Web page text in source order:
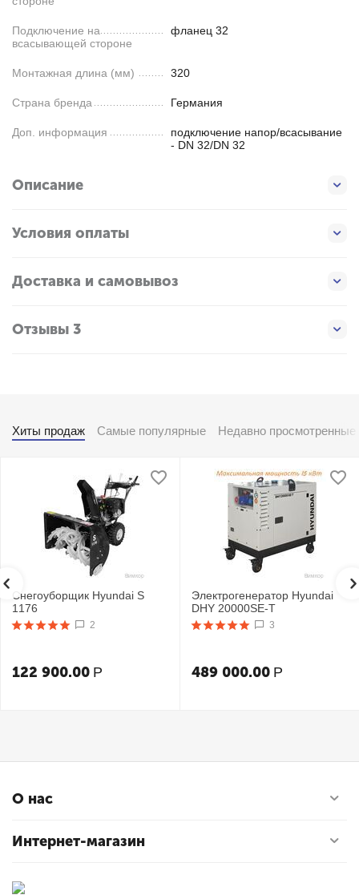
Подключение на
всасывающей стороне
фланец 32
Монтажная длина (мм) 320
Страна бренда Германия
Доп. информация
подключение напор/всасывание
- DN 32/DN 32
Описание
Условия оплаты
Доставка и самовывоз
Отзывы 3
Хиты продаж Самые популярные Недавно просмотренные
Снегоуборщик Hyundai S
1176
2
122 900.00 Р
Электрогенератор Hyundai
DHY 20000SE-T
3
489 000.00 Р
О нас
Интернет-магазин